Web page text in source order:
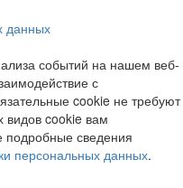
данных
событий на нашем веб-
с
cookie не требуют
видов cookie вам
подробные сведения
персональных данных.